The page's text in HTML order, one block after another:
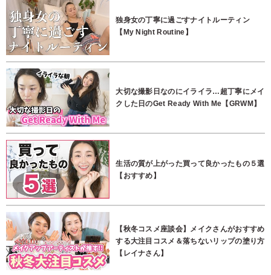
独身女の丁寧に過ごすナイトルーティン
【My Night Routine】
大切な撮影日なのにイライラ…超丁寧にメイ
クした日のGet Ready With Me【GRWM】
生活の質が上がった買って良かったもの５選
【おすすめ】
【秋冬コスメ座談会】メイクさんがおすすめ
する大注目コスメ＆落ちないリップの塗り方
【レイナさん】